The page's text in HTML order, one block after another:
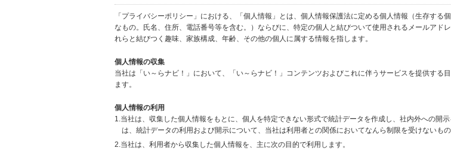
「プライバシーポリシー」における、「個人情報」とは、個人情報保護法に定める個人情報（生存する
なもの。氏名、住所、電話番号等を含む。）ならびに、特定の個人と結びついて使用されるメールアド
れらと結びつく趣味、家族構成、年齢、その他の個人に属する情報を指します。
個人情報の収集
当社は「い～らナビ！」において、「い～らナビ！」コンテンツおよびこれに伴うサービスを提供する
ます。
個人情報の利用
1.当社は、収集した個人情報をもとに、個人を特定できない形式で統計データを作成し、社内外への開
は、統計データの利用および開示について、当社は利用者との関係においてなんら制限を受けないもの
2.当社は、利用者から収集した個人情報を、主に次の目的で利用します。